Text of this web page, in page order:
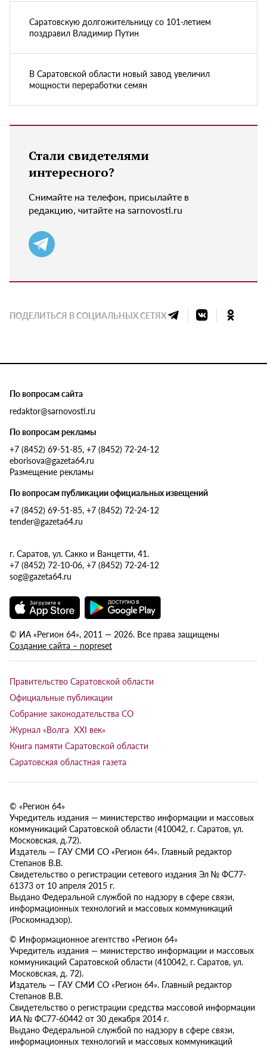
Саратовскую долгожительницу со 101-летием
поздравил Владимир Путин
В Саратовской области новый завод увеличил
мощности переработки семян
Стали свидетелями
интересного?
Снимайте на телефон, присылайте в
редакцию, читайте на sarnovosti.ru
ПОДЕЛИТЬСЯ В СОЦИАЛЬНЫХ СЕТЯХ
По вопросам сайта
redaktor@sarnovosti.ru
По вопросам рекламы
+7 (8452) 69-51-85, +7 (8452) 72-24-12
eborisova@gazeta64.ru
Размещение рекламы
По вопросам публикации официальных извещений
+7 (8452) 69-51-85, +7 (8452) 72-24-12
tender@gazeta64.ru
г. Саратов, ул. Сакко и Ванцетти, 41.
+7 (8452) 72-10-06, +7 (8452) 72-24-12
sog@gazeta64.ru
© ИА «Регион 64», 2011 — 2026. Все права защищены
Создание сайта – nopreset
Правительство Саратовской области
Официальные публикации
Собрание законодательства СО
Журнал «Волга XXI век»
Книга памяти Саратовской области
Саратовская областная газета
© «Регион 64»
Учредитель издания — министерство информации и массовых
коммуникаций Саратовской области (410042, г. Саратов, ул.
Московская, д.72).
Издатель — ГАУ СМИ СО «Регион 64». Главный редактор
Степанов В.В.
Свидетельство о регистрации сетевого издания Эл № ФС77-
61373 от 10 апреля 2015 г.
Выдано Федеральной службой по надзору в сфере связи,
информационных технологий и массовых коммуникаций
(Роскомнадзор).
© Информационное агентство «Регион 64»
Учредитель издания — министерство информации и массовых
коммуникаций Саратовской области (410042, г. Саратов, ул.
Московская, д. 72).
Издатель — ГАУ СМИ СО «Регион 64». Главный редактор
Степанов В.В.
Свидетельство о регистрации средства массовой информации
ИА № ФС77-60442 от 30 декабря 2014 г.
Выдано Федеральной службой по надзору в сфере связи,
информационных технологий и массовых коммуникаций